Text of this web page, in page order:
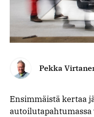
Pekka
Ensimmäistä kertaa